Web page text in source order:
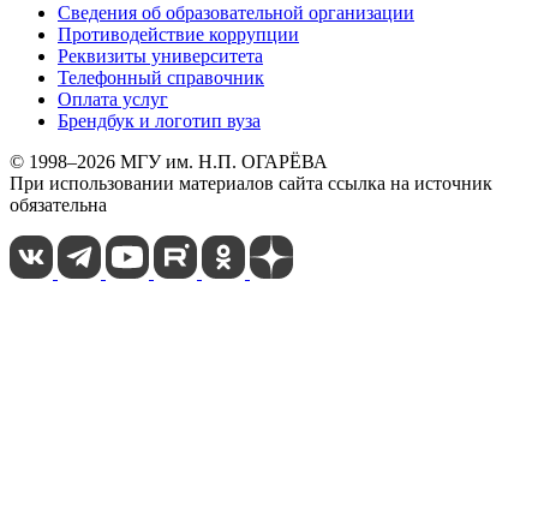
Сведения об образовательной организации
Противодействие коррупции
Реквизиты университета
Телефонный справочник
Оплата услуг
Брендбук и логотип вуза
© 1998–2026 МГУ им. Н.П. ОГАРЁВА
При использовании материалов сайта ссылка на источник
обязательна